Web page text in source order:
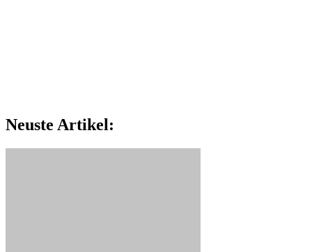
Neuste Artikel: